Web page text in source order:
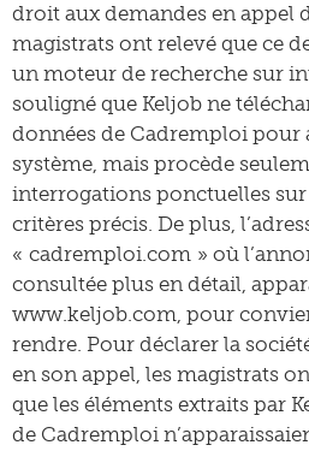
droit aux demandes en appel
magistrats ont relevé que ce
un moteur de recherche sur
souligné que Keljob ne
données de Cadremploi
système, mais procède
interrogations ponctuelles sur
critères précis. De plus,
« cadremploi.com » où
consultée plus en détail,
www.keljob.com, pour convier
rendre. Pour déclarer la
en son appel, les magistrats
que les éléments extraits par
de Cadremploi